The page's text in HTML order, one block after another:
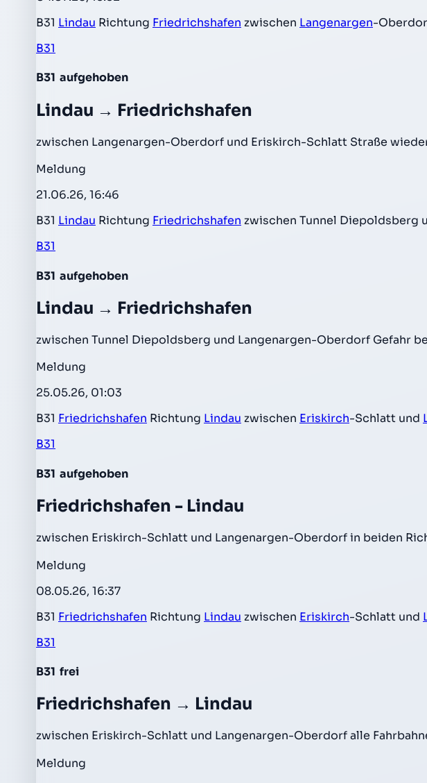
B31 Lindau Richtung Friedrichshafen zwischen Langenargen-
B31
B31 aufgehoben
Lindau → Friedrichshafen
zwischen Langenargen-Oberdorf und Eriskirch-Schlatt Straße
Meldung
21.06.26, 16:46
B31 Lindau Richtung Friedrichshafen zwischen Tunnel Diepoldsberg
B31
B31 aufgehoben
Lindau → Friedrichshafen
zwischen Tunnel Diepoldsberg und Langenargen-Oberdorf Gefahr
Meldung
25.05.26, 01:03
B31 Friedrichshafen Richtung Lindau zwischen Eriskirch-Schlatt und
B31
B31 aufgehoben
Friedrichshafen - Lindau
zwischen Eriskirch-Schlatt und Langenargen-Oberdorf in beiden
Meldung
08.05.26, 16:37
B31 Friedrichshafen Richtung Lindau zwischen Eriskirch-Schlatt und
B31
B31 frei
Friedrichshafen → Lindau
zwischen Eriskirch-Schlatt und Langenargen-Oberdorf alle
Meldung